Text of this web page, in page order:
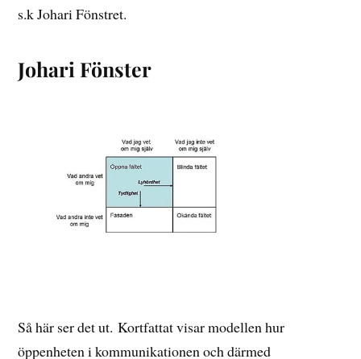
s.k Johari Fönstret.
Johari Fönster
Så här ser det ut. Kortfattat visar modellen hur
öppenheten i kommunikationen och därmed